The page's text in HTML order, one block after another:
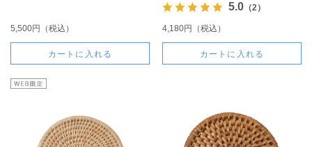
5,500円（税込）
カートに入れる
5.0（2）
4,180円（税込）
カートに入れる